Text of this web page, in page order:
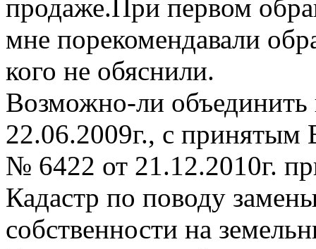
продаже.При первом
мне порекомендавали
кого не обяснили.
Возможно-ли
22.06.2009г., с принятым
№ 6422 от 21.12.2010г.
Кадастр по поводу
собственности на